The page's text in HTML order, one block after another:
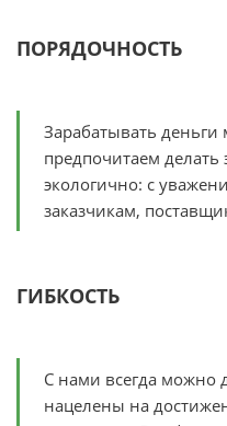
ПОРЯДОЧНОСТЬ
Зарабатывать
предпочитаем делать
экологично: с
заказчикам,
ГИБКОСТЬ
С нами всегда можно
нацелены на